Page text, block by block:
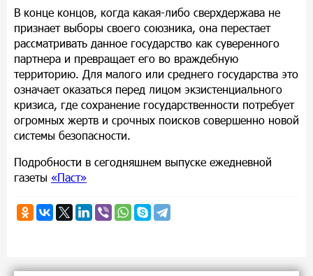
В конце концов, когда какая-либо сверхдержава не
признает выборы своего союзника, она перестает
рассматривать данное государство как суверенного
партнера и превращает его во враждебную
территорию. Для малого или среднего государства это
означает оказаться перед лицом экзистенциального
кризиса, где сохранение государственности потребует
огромных жертв и срочных поисков совершенно новой
системы безопасности.
Подробности в сегодняшнем выпуске ежедневной
газеты «Паст»